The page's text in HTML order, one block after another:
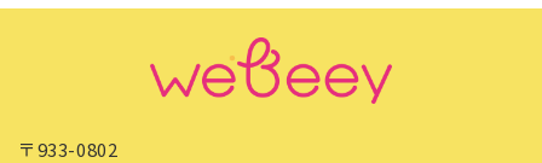
〒933-0802